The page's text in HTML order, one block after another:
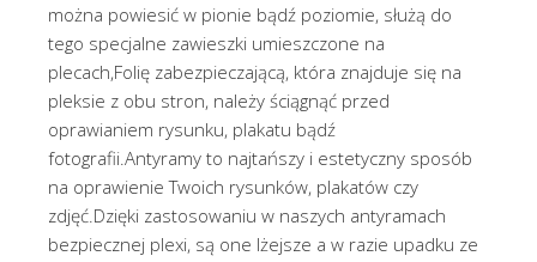
można powiesić w pionie bądź poziomie, służą do
tego specjalne zawieszki umieszczone na
plecach,Folię zabezpieczającą, która znajduje się na
pleksie z obu stron, należy ściągnąć przed
oprawianiem rysunku, plakatu bądź
fotografii.Antyramy to najtańszy i estetyczny sposób
na oprawienie Twoich rysunków, plakatów czy
zdjęć.Dzięki zastosowaniu w naszych antyramach
bezpiecznej plexi, są one lżejsze a w razie upadku ze